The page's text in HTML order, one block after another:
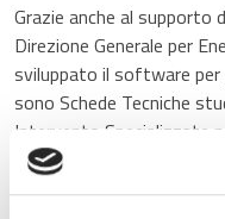
Grazie anche al supporto
Direzione Generale per
sviluppato il software per
sono Schede Tecniche
Intervento Specializzate
durante le prime
trasporto terrestre